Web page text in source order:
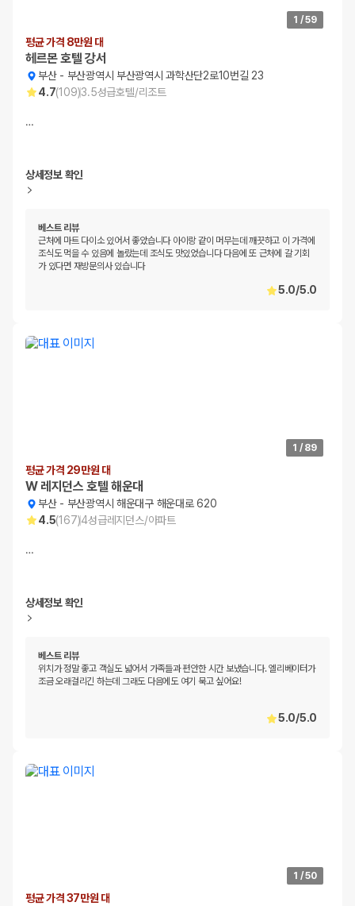
1 /59
평균 가격 8만원 대
헤르몬 호텔 강서
부산- 부산광역시 부산광역시 과학산단2로10번길 23
4.7(109)3.5성급호텔/리조트
…
상세정보 확인
베스트 리뷰
근처에 마트 다이소 있어서 좋았습니다 아이랑 같이 머무는데 깨끗하고 이 가격에
조식도 먹을 수 있음에 놀랐는데 조식도 맛있었습니다 다음에 또 근처에 갈 기회
가 있다면 재방문의사 있습니다
5.0/5.0
1 / 89
평균 가격 29만원 대
W 레지던스 호텔 해운대
부산- 부산광역시 해운대구 해운대로 620
4.5(167)4성급레지던스/아파트
…
상세정보 확인
베스트 리뷰
위치가 정말 좋고 객실도 넓어서 가족들과 편안한 시간 보냈습니다. 엘리베이터가
조금 오래걸리긴 하는데 그래도 다음에도 여기 묵고 싶어요!
5.0/5.0
1 /50
평균 가격 37만원 대